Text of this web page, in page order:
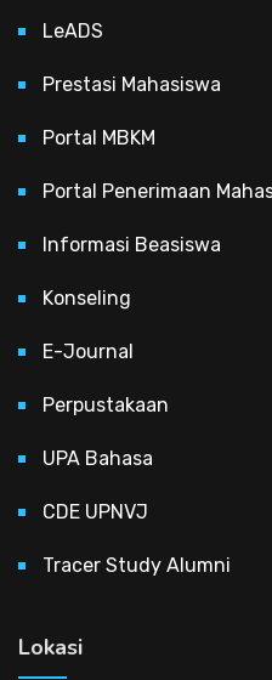
LeADS
Prestasi Mahasiswa
Portal MBKM
Portal Penerimaan
Informasi Beasiswa
Konseling
E-Journal
Perpustakaan
UPA Bahasa
CDE UPNVJ
Tracer Study Alumni
Lokasi